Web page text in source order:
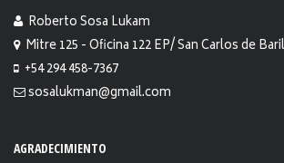
Roberto Sosa Lukam
Mitre 125 - Oficina 122 EP/ San Carlos de
+54 294 458-7367
sosalukman@gmail.com
AGRADECIMIENTO